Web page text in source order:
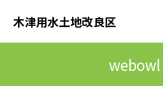
木津用水土地改良区
webowl